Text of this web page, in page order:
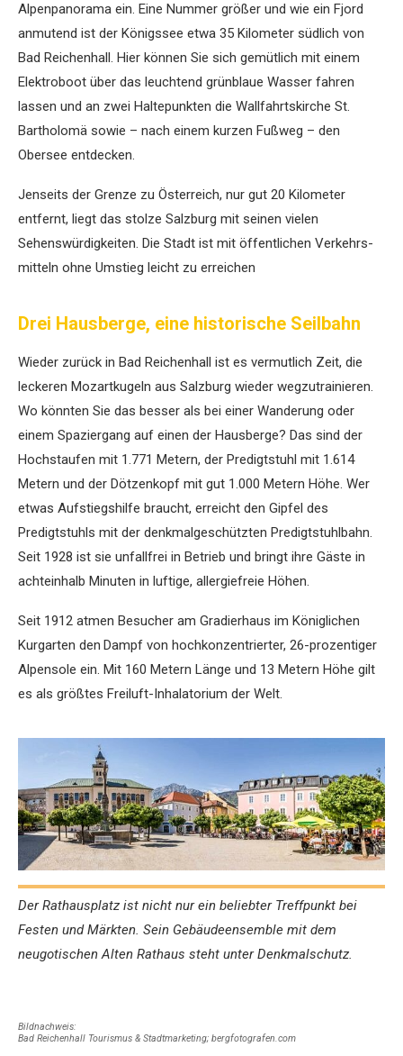
Alpenpanorama ein. Eine Nummer größer und wie ein Fjord
anmutend ist der Königssee etwa 35 Kilometer südlich von
Bad ­Reichenhall. Hier können Sie sich gemütlich mit einem
Elektroboot über das leuchtend grünblaue Wasser fahren
lassen und an zwei Haltepunkten die Wallfahrtskirche ­St.
Bartholomä sowie – nach einem kurzen Fußweg – den
Obersee entdecken.
Jenseits der Grenze zu Österreich, nur gut 20 Kilometer
entfernt, liegt das stolze Salzburg mit seinen vielen
Sehenswürdigkeiten. Die Stadt ist mit öffent­lichen Verkehrs­
mitteln ohne Umstieg leicht zu erreichen
Drei Hausberge, eine historische Seilbahn
Wieder zurück in Bad Reichenhall ist es vermutlich Zeit, die
leckeren Mozart­kugeln aus Salzburg wieder wegzutrainieren.
Wo könnten Sie das besser als bei einer Wanderung oder
einem Spaziergang auf einen der Hausberge? Das sind der
Hochstaufen mit 1.771 Metern, der Predigtstuhl mit 1.614
Metern und der Dötzenkopf mit gut 1.000 Metern Höhe. Wer
etwas Aufstiegshilfe braucht, erreicht den Gipfel des
Predigtstuhls mit der denkmalgeschützten Predigtstuhlbahn.
Seit 1928 ist sie unfallfrei in Betrieb und bringt ihre Gäste in
achteinhalb Minuten in luftige, allergiefreie Höhen.
Seit 1912 atmen Besucher am Gradierhaus im König­lichen
Kurgarten den Dampf von hochkonzentrierter, 26-prozentiger
Alpensole ein. Mit 160 Metern Länge und 13 Metern Höhe gilt
es als größtes Freiluft-Inhala­torium der Welt.
Der Rathausplatz ist nicht nur ein beliebter Treffpunkt bei
Festen und Märkten. Sein Gebäudeensemble mit dem
neugotischen Alten Rathaus steht unter Denkmalschutz.
Bildnachweis:
Bad Reichenhall Tourismus & Stadtmarketing; bergfotografen.com